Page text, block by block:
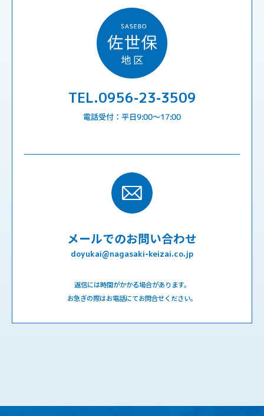
TEL.0956-23-3509
電話受付：平日9:00〜17:00
メールでのお問い合わせ
doyukai@nagasaki-keizai.co.jp
返信には時間がかかる場合があります。
お急ぎの際はお電話にてお問合せください。